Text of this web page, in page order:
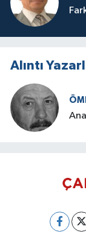
Alıntı